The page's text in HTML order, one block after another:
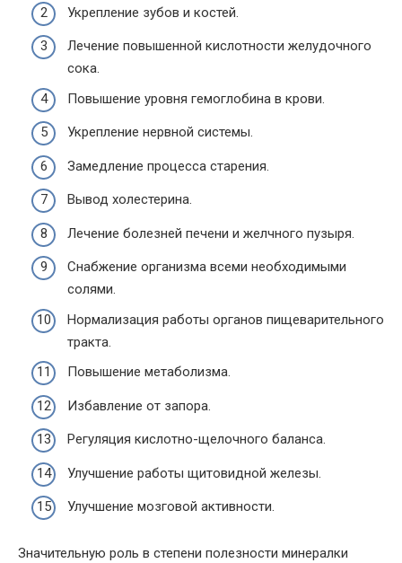
Укрепление зубов и костей.
Лечение повышенной кислотности желудочного
сока.
Повышение уровня гемоглобина в крови.
Укрепление нервной системы.
Замедление процесса старения.
Вывод холестерина.
Лечение болезней печени и желчного пузыря.
Снабжение организма всеми необходимыми
солями.
Нормализация работы органов пищеварительного
тракта.
Повышение метаболизма.
Избавление от запора.
Регуляция кислотно-щелочного баланса.
Улучшение работы щитовидной железы.
Улучшение мозговой активности.
Значительную роль в степени полезности минералки